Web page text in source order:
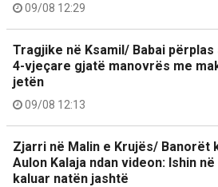
09/08 12:29
Tragjike në Ksamil/ Babai
4-vjeçare gjatë manovrës me
jetën
09/08 12:13
Zjarri në Malin e Krujës/ Banorët
Aulon Kalaja ndan videon: Ishin
kaluar natën jashtë